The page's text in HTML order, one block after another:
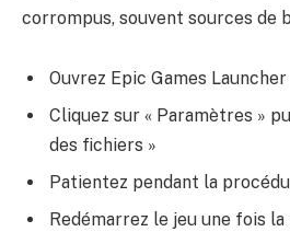
corrompus, souvent sources de
Ouvrez Epic Games Launcher
Cliquez sur « Paramètres »
des fichiers »
Patientez pendant la
Redémarrez le jeu une fois